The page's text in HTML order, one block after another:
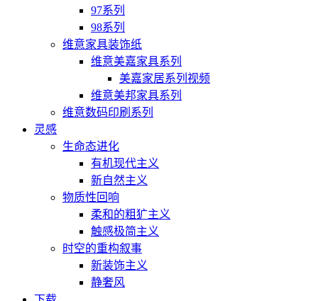
97系列
98系列
维意家具装饰纸
维意美嘉家具系列
美嘉家居系列视频
维意美邦家具系列
维意数码印刷系列
灵感
生命态进化
有机现代主义
新自然主义
物质性回响
柔和的粗犷主义
触感极简主义
时空的重构叙事
新装饰主义
静奢风